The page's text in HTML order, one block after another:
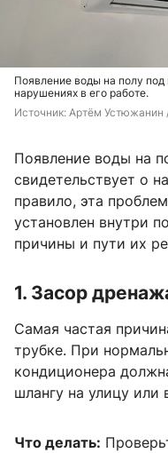
Появление воды на полу
нарушениях в его работе.
Источник: Артём Устюжанин /
Появление воды на
свидетельствует о
правило, эта
установлен внутри
причины и пути их
1. Засор
Самая частая
трубке. При
кондиционера
шлангу на улицу или
Что делать: